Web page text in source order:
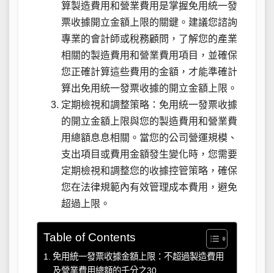
算製造費用和營業費用是掌握免用統一發
票收據開立金額上限的關鍵。建議您諮詢
專業的會計師或稅務顧問，了解您的產業
相關的製造費用和營業費用項目，並確保
您正確計算這些費用的金額，才能準確計
算出免用統一發票收據的開立金額上限。
定期檢視和調整策略：免用統一發票收據
的開立金額上限與您的製造費用和營業費
用總額息息相關。當您的公司營運規模、
支出項目或費用金額發生變化時，您需要
定期檢視和調整您的收據控管策略，確保
您在法律規範內有效管理成本費用，避免
超過上限。
Table of Contents
免用統一發票收據金額上限：不超過製造費用
及營業費用總額的千分之30